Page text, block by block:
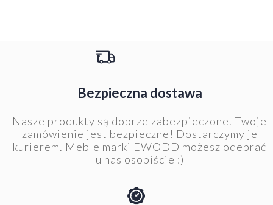
Bezpieczna dostawa
Nasze produkty są dobrze zabezpieczone. Twoje
zamówienie jest bezpieczne! Dostarczymy je
kurierem. Meble marki EWODD możesz odebrać
u nas osobiście :)